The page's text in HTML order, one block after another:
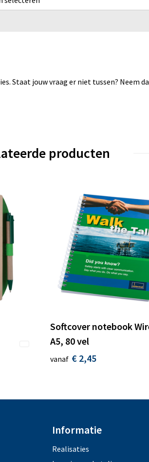
Staat jouw vraag er niet tussen? Neem
producten
Softcover notebook
A5, 80 vel
vanaf € 2,45
Informatie
Realisaties